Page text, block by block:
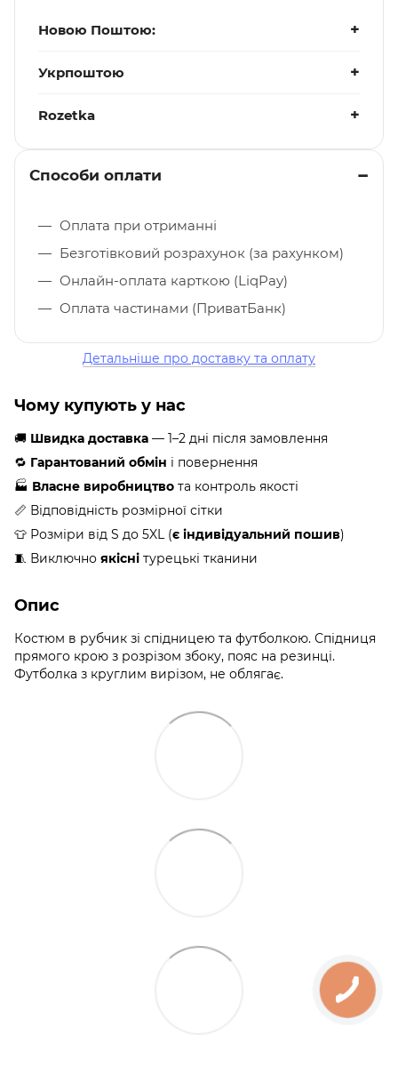
Новою Поштою:
Укрпоштою
Rozetka
Способи оплати
Оплата при отриманні
Безготівковий розрахунок (за рахунком)
Онлайн-оплата карткою (LiqPay)
Оплата частинами (ПриватБанк)
Детальніше про доставку та оплату
Чому купують у нас
🚚 Швидка доставка — 1–2 дні після замовлення
🔁 Гарантований обмін і повернення
🏭 Власне виробництво та контроль якості
📏 Відповідність розмірної сітки
👕 Розміри від S до 5XL (є індивідуальний пошив)
🧵 Виключно якісні турецькі тканини
Опис
Костюм в рубчик зі спідницею та футболкою. Спідниця
прямого крою з розрізом збоку, пояс на резинці.
Футболка з круглим вирізом, не облягає.